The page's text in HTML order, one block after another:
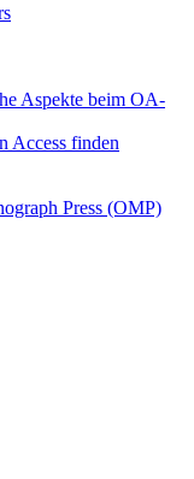
Aspekte beim OA-
Access finden
Press (OMP)